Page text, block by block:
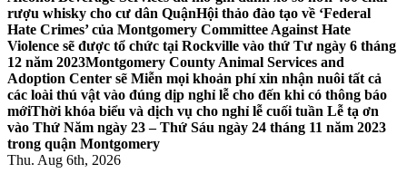
rượu whisky cho cư dân QuậnHội thảo đào tạo về ‘Federal
Hate Crimes’ của Montgomery Committee Against Hate
Violence sẽ được tổ chức tại Rockville vào thứ Tư ngày 6 tháng
12 năm 2023Montgomery County Animal Services and
Adoption Center sẽ Miễn mọi khoản phí xin nhận nuôi tất cả
các loài thú vật vào đúng dịp nghỉ lễ cho đến khi có thông báo
mớiThời khóa biểu và dịch vụ cho nghỉ lễ cuối tuần Lễ tạ ơn
vào Thứ Năm ngày 23 – Thứ Sáu ngày 24 tháng 11 năm 2023
trong quận Montgomery
Thu. Aug 6th, 2026